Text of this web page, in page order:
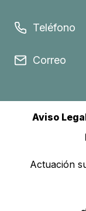
Teléfono
Correo
Aviso
Actuación